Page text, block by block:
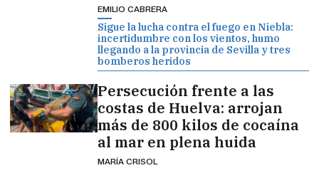
EMILIO CABRERA
Sigue la lucha contra el fuego en Niebla:
incertidumbre con los vientos, humo
llegando a la provincia de Sevilla y tres
bomberos heridos
Persecución frente a las
costas de Huelva: arrojan
más de 800 kilos de cocaína
al mar en plena huida
MARÍA CRISOL